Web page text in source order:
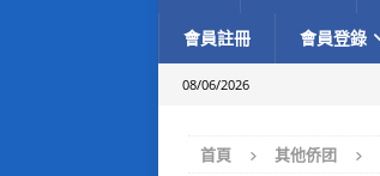
會員註冊 會員登錄
08/06/2026
首頁 其他侨团